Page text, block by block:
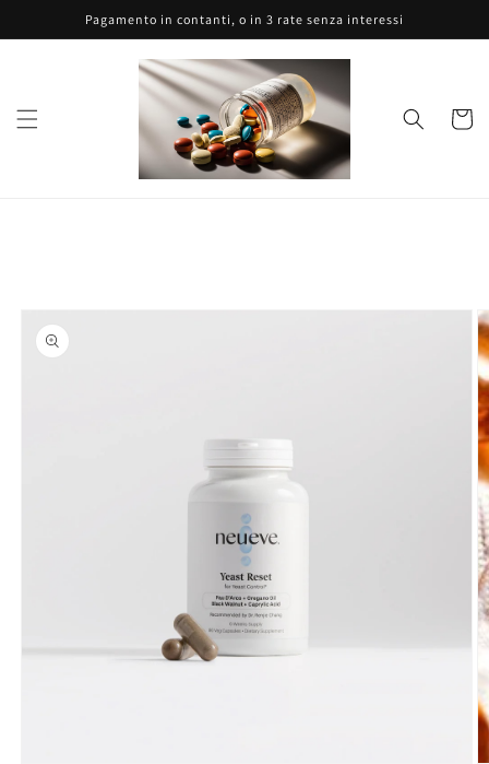
direttamente
ai contenuti
Pagamento in contanti, o in 3 rate senza interessi
Carrello
informazioni
sul prodotto